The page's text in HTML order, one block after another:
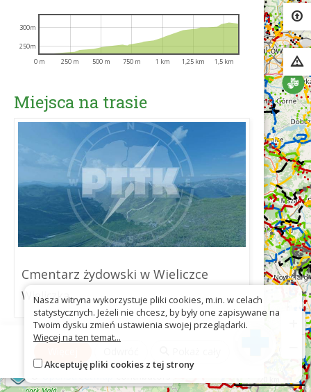
0 m 250 m 500 m 750 m 1 km 1,25 km 1,5 km
250m
300m
Miejsca na trasie
Cmentarz żydowski w Wieliczce
Wieliczka
Pobierz jako GPX
Nasza witryna wykorzystuje pliki cookies, m.in. w celach
statystycznych. Jeżeli nie chcesz, by były one zapisywane na
Twoim dysku zmień ustawienia swojej przeglądarki.
Więcej na ten temat...
Akceptuję pliki cookies z tej strony